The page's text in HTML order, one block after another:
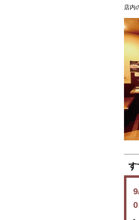
店内
す